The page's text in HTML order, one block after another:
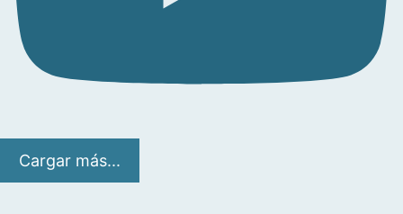
Cargar más...